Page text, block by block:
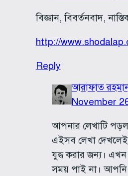
বিজ্ঞান, বিবর্তনবাদ,
http://
Reply
আরাফাত
November
আপনার লেখাটি
এইসব লেখা
যুদ্ধ করার জন্য।
সময় পাই না।